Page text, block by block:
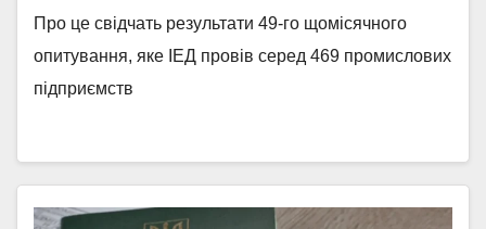
Про це свідчать результати 49-го щомісячного
опитування, яке ІЕД провів серед 469 промислових
підприємств